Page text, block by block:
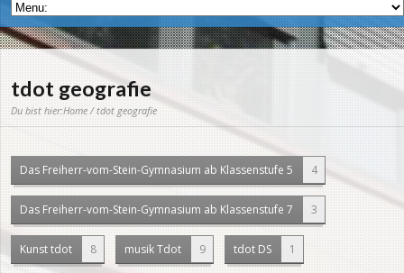
tdot geografie
Du bist hier:Home/ tdot geografie
Das Freiherr-vom-Stein-Gymnasium ab Klassenstufe 5 4
Das Freiherr-vom-Stein-Gymnasium ab Klassenstufe 7 3
Kunst tdot 8 musik Tdot 9 tdot DS 1